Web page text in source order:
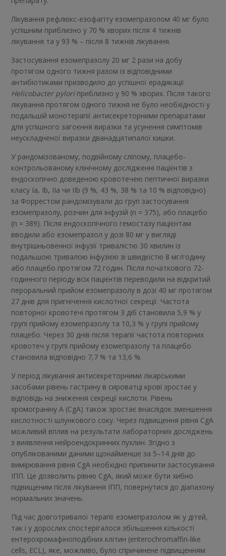
Лікування рефлюкс-езофагіту езомепразолом 40 мг було
успішним приблизно у 70 % хворих після 4 тижнів
лікування та у 93 % – після 8 тижнів лікування.
Застосування езомепразолу 20 мг 2 рази на добу
протягом одного тижня разом із відповідними
антибіотиками призводило до успішної ерадикації
Helicobacter pyloriприблизно у 90 % хворих. Після такого
лікування протягом одного тижня не було необхідності у
подальшій монотерапії антисекреторними препаратами
для успішного загоєння виразки та усунення симптомів
неускладненої виразки дванадцятипалої кишки.
У рандомізованому, подвійному сліпому, плацебо-
контрольованому клінічному дослідженні пацієнтів з
ендоскопічно доведеною кровотечею пептичної виразки
класу Іа, Іb, ІІа чи ІІb (9 %, 43 %, 38 % та 10 % відповідно)
за Форрестом рандомізували до груп застосування
езомепразолу, розчин для інфузій (n = 375), або плацебо
(n = 389). Після ендоскопічного гемостазу пацієнтам
вводили або езомепразол у дозі 80 мг у вигляді
внутрішньовенної інфузії тривалістю 30 хвилин із
подальшою тривалою інфузією зі швидкістю 8 мг/годину
або плацебо протягом 72 годин. Після початкового 72-
годинного періоду всіх пацієнтів переводили на відкритий
пероральний прийом езомепразолу в дозі 40 мг протягом
27 днів для пригнічення кислотної секреції. Частота
повторної кровотечі протягом 3 діб становила 5,9 % у
групі прийому езомепразолу та 10,3 % у групі прийому
плацебо. Через 30 днів після терапії частота повторних
кровотеч у групі прийому езомепразолу та плацебо
становила відповідно 7,7 % та 13,6 %.
У період лікування антисекреторними лікарськими
засобами рівень гастрину в сироватці крові зростає у
відповідь на зниження секреції кислоти. Рівень
хромограніну А (CgA) також зростає внаслідок зменшення
кислотності шлункового соку. Через підвищення рівня CgA
можливий вплив на результати лабораторних досліджень
з виявлення нейроендокринних пухлин. Згідно з
опублікованими даними щонайменше за 5–14 днів до
вимірювання рівня CgA необхідно припинити застосування
ІПП. Це дозволить рівню CgA, який може бути хибно
підвищеним після лікування ІПП, повернутися до діапазону
нормальних значень.
Під час довготривалої терапії езомепразолом як у дітей,
так і у дорослих спостерігалося збільшення кількості
ентерохромафіноподібних клітин (enterochromaffin-like
cells, ECL), яке, можливо, було спричинене підвищенням